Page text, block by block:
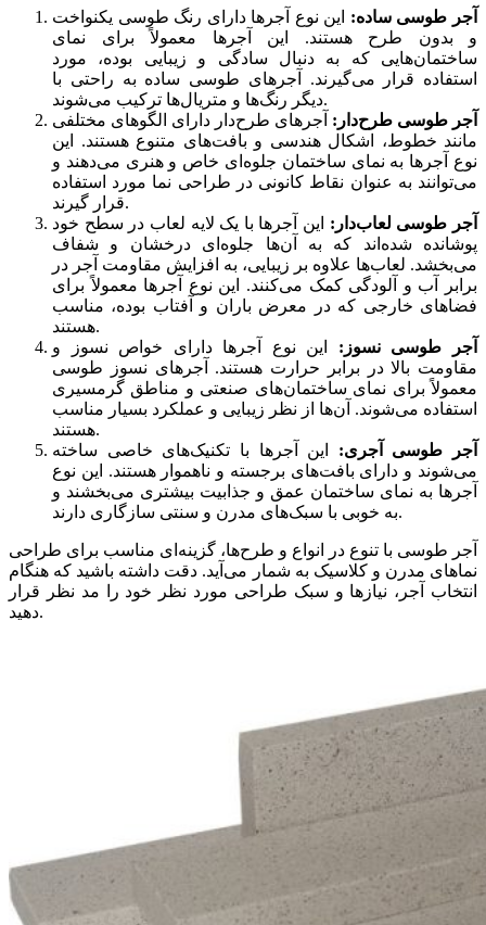
آجر طوسی ساده: این نوع آجرها دارای رنگ طوسی یکنواخت
و بدون طرح هستند. این آجرها معمولاً برای نمای
ساختمان‌هایی که به دنبال سادگی و زیبایی بوده، مورد
استفاده قرار می‌گیرند. آجرهای طوسی ساده به راحتی با
دیگر رنگ‌ها و متریال‌ها ترکیب می‌شوند.
آجر طوسی طرح‌دار: آجرهای طرح‌دار دارای الگوهای مختلفی
مانند خطوط، اشکال هندسی و بافت‌های متنوع هستند. این
نوع آجرها به نمای ساختمان جلوه‌ای خاص و هنری می‌دهند و
می‌توانند به عنوان نقاط کانونی در طراحی نما مورد استفاده
قرار گیرند.
آجر طوسی لعاب‌دار: این آجرها با یک لایه لعاب در سطح خود
پوشانده شده‌اند که به آن‌ها جلوه‌ای درخشان و شفاف
می‌بخشد. لعاب‌ها علاوه بر زیبایی، به افزایش مقاومت آجر در
برابر آب و آلودگی کمک می‌کنند. این نوع آجرها معمولاً برای
فضاهای خارجی که در معرض باران و آفتاب بوده، مناسب
هستند.
آجر طوسی نسوز: این نوع آجرها دارای خواص نسوز و
مقاومت بالا در برابر حرارت هستند. آجرهای نسوز طوسی
معمولاً برای نمای ساختمان‌های صنعتی و مناطق گرمسیری
استفاده می‌شوند. آن‌ها از نظر زیبایی و عملکرد بسیار مناسب
هستند.
آجر طوسی آجری: این آجرها با تکنیک‌های خاصی ساخته
می‌شوند و دارای بافت‌های برجسته و ناهموار هستند. این نوع
آجرها به نمای ساختمان عمق و جذابیت بیشتری می‌بخشند و
به خوبی با سبک‌های مدرن و سنتی سازگاری دارند.
آجر طوسی با تنوع در انواع و طرح‌ها، گزینه‌ای مناسب برای طراحی
نماهای مدرن و کلاسیک به شمار می‌آید. دقت داشته باشید که هنگام
انتخاب آجر، نیازها و سبک طراحی مورد نظر خود را مد نظر قرار
دهید.